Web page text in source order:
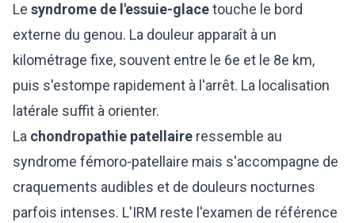
Le syndrome de l'essuie-glacetouche le bord
externe du genou. La douleur apparaît à un
kilométrage fixe, souvent entre le 6e et le 8e km,
puis s'estompe rapidement à l'arrêt. La localisation
latérale suffit à orienter.
La chondropathie patellaire ressemble au
syndrome fémoro-patellaire mais s'accompagne de
craquements audibles et de douleurs nocturnes
parfois intenses. L'IRM reste l'examen de référence